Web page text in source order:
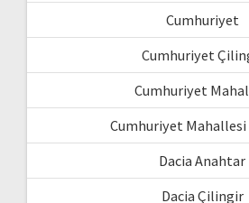
Cumhuriyet
Cumhuriyet
Cumhuriyet
Cumhuriyet
Dacia Anahtar
Dacia Çilingir